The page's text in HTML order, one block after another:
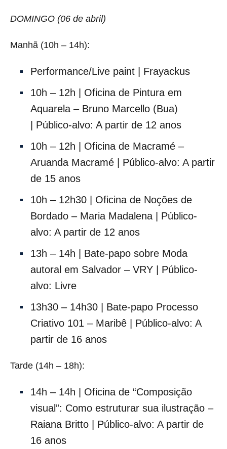
DOMINGO (06 de abril)
Manhã (10h – 14h):
Performance/Live paint | Frayackus
10h – 12h | Oficina de Pintura em
Aquarela – Bruno Marcello (Bua)
| Público-alvo: A partir de 12 anos
10h – 12h | Oficina de Macramé –
Aruanda Macramé | Público-alvo: A partir
de 15 anos
10h – 12h30 | Oficina de Noções de
Bordado – Maria Madalena | Público-
alvo: A partir de 12 anos
13h – 14h | Bate-papo sobre Moda
autoral em Salvador – VRY | Público-
alvo: Livre
13h30 – 14h30 | Bate-papo Processo
Criativo 101 – Maribê | Público-alvo: A
partir de 16 anos
Tarde (14h – 18h):
14h – 14h | Oficina de “Composição
visual”: Como estruturar sua ilustração –
Raiana Britto | Público-alvo: A partir de
16 anos